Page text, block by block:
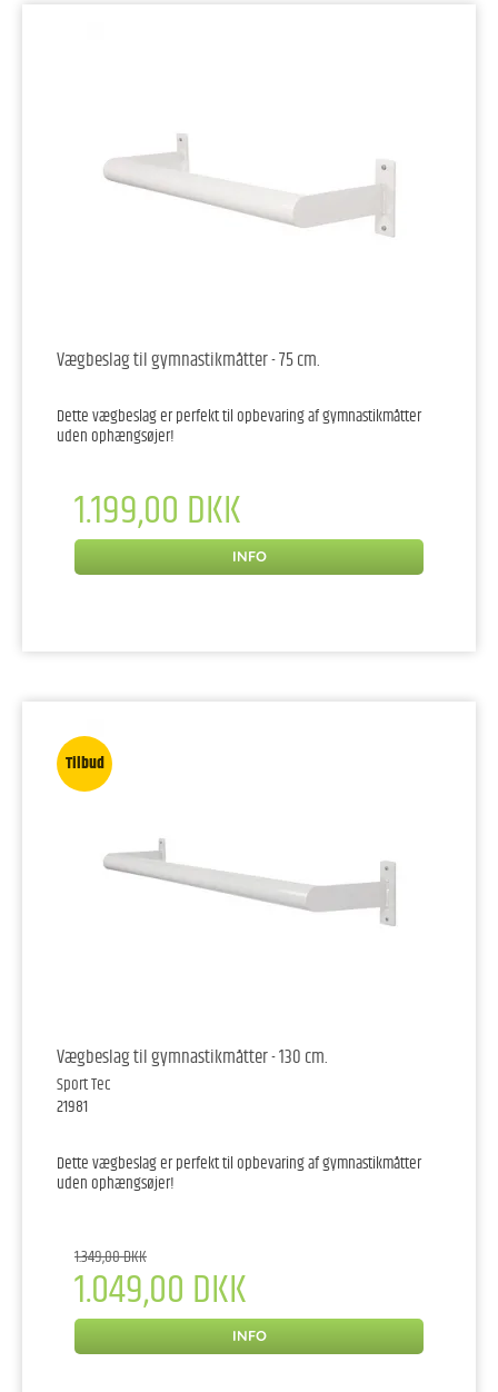
Vægbeslag til gymnastikmåtter - 75 cm.
Dette vægbeslag er perfekt til opbevaring af gymnastikmåtter
uden ophængsøjer!
1.199,00 DKK
INFO
Tilbud
Vægbeslag til gymnastikmåtter - 130 cm.
Sport Tec
21981
Dette vægbeslag er perfekt til opbevaring af gymnastikmåtter
uden ophængsøjer!
1.349,00 DKK
1.049,00 DKK
INFO